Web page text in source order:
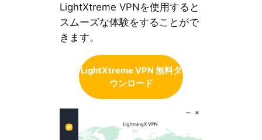
LightXtreme VPNを使用すると
スムーズな体験をすることがで
きます。
LightXtreme VPN 無料ダ
ウンロード